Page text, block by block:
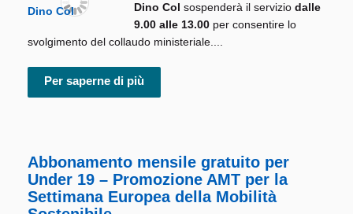
Dino Col sospenderà il servizio dalle
9.00 alle 13.00 per consentire lo
svolgimento del collaudo ministeriale....
Per saperne di più
Abbonamento mensile gratuito per
Under 19 – Promozione AMT per la
Settimana Europea della Mobilità